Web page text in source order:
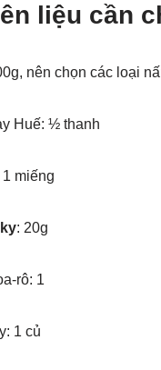
liệu cần
nên chọn các loại
Huế: ½ thanh
miếng
: 20g
rô: 1
1 củ